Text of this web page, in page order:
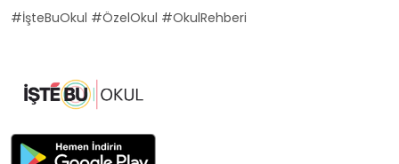
#İşteBuOkul #ÖzelOkul #OkulRehberi